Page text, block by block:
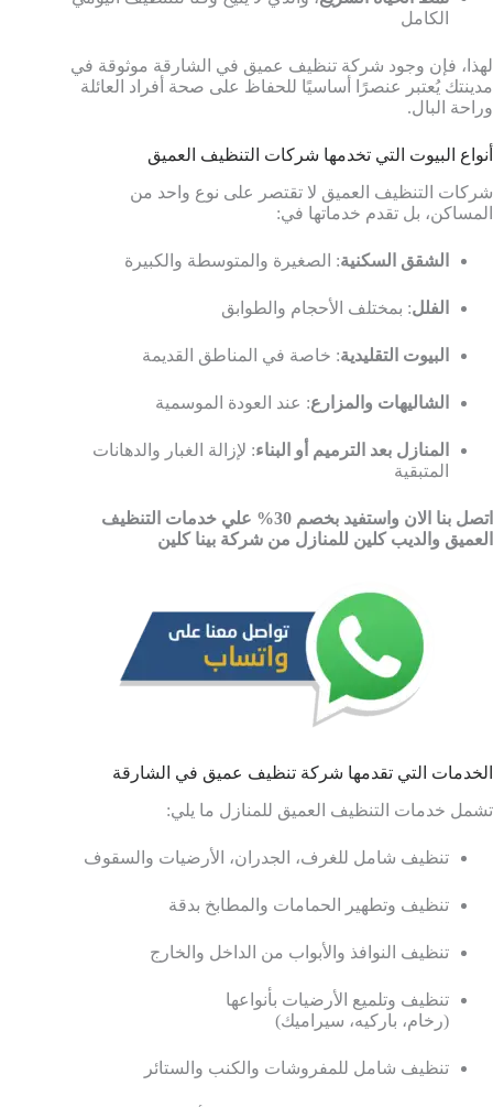
الكامل
لهذا، فإن وجود شركة تنظيف عميق في الشارقة موثوقة في
مدينتك يُعتبر عنصرًا أساسيًا للحفاظ على صحة أفراد العائلة
وراحة البال.
أنواع البيوت التي تخدمها شركات التنظيف العميق
شركات التنظيف العميق لا تقتصر على نوع واحد من
المساكن، بل تقدم خدماتها في:
الشقق السكنية: الصغيرة والمتوسطة والكبيرة
الفلل: بمختلف الأحجام والطوابق
البيوت التقليدية: خاصة في المناطق القديمة
الشاليهات والمزارع: عند العودة الموسمية
المنازل بعد الترميم أو البناء: لإزالة الغبار والدهانات
المتبقية
اتصل بنا الان واستفيد بخصم 30% علي خدمات التنظيف
العميق والديب كلين للمنازل من شركة بينا كلين
الخدمات التي تقدمها شركة تنظيف عميق في الشارقة
تشمل خدمات التنظيف العميق للمنازل ما يلي:
تنظيف شامل للغرف، الجدران، الأرضيات والسقوف
تنظيف وتطهير الحمامات والمطابخ بدقة
تنظيف النوافذ والأبواب من الداخل والخارج
تنظيف وتلميع الأرضيات بأنواعها
(رخام، باركيه، سيراميك)
تنظيف شامل للمفروشات والكنب والستائر